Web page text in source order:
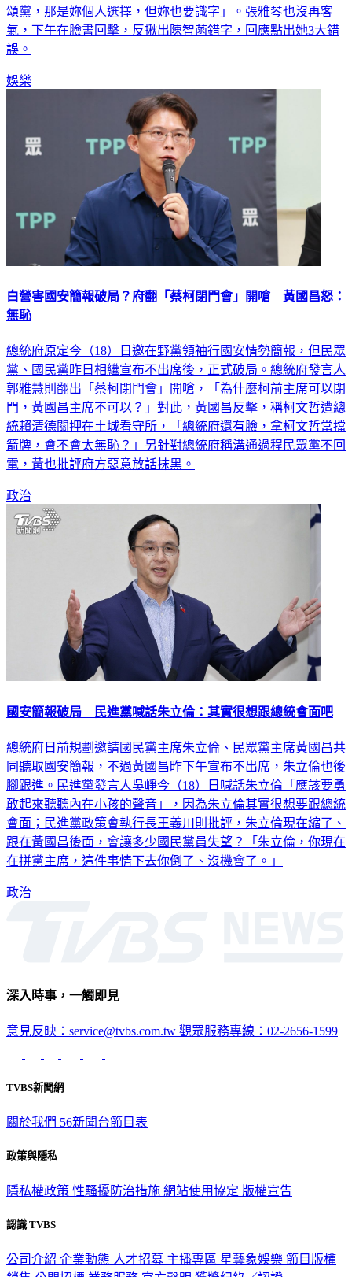
頌黨，那是妳個人選擇，但妳也要識字」。張雅琴也沒再客
氣，下午在臉書回擊，反揪出陳智菡錯字，回應點出她3大錯
誤。
娛樂
白營害國安簡報破局？府翻「蔡柯閉門會」開嗆 黃國昌怒：
無恥
總統府原定今（18）日邀在野黨領袖行國安情勢簡報，但民眾
黨、國民黨昨日相繼宣布不出席後，正式破局。總統府發言人
郭雅慧則翻出「蔡柯閉門會」開嗆，「為什麼柯前主席可以閉
門，黃國昌主席不可以？」對此，黃國昌反擊，稱柯文哲遭總
統賴清德關押在土城看守所，「總統府還有臉，拿柯文哲當擋
箭牌，會不會太無恥？」另針對總統府稱溝通過程民眾黨不回
電，黃也批評府方惡意放話抹黑。
政治
國安簡報破局 民進黨喊話朱立倫：其實很想跟總統會面吧
總統府日前規劃邀請國民黨主席朱立倫、民眾黨主席黃國昌共
同聽取國安簡報，不過黃國昌昨下午宣布不出席，朱立倫也後
腳跟進。民進黨發言人吳崢今（18）日喊話朱立倫「應該要勇
敢起來聽聽內在小孩的聲音」，因為朱立倫其實很想要跟總統
會面；民進黨政策會執行長王義川則批評，朱立倫現在縮了、
跟在黃國昌後面，會讓多少國民黨員失望？「朱立倫，你現在
在拼黨主席，這件事情下去你倒了、沒機會了。」
政治
深入時事，一觸即見
意見反映：service@tvbs.com.tw 觀眾服務專線：02-2656-1599
TVBS新聞網
關於我們 56新聞台節目表
政策與隱私
隱私權政策 性騷擾防治措施 網站使用協定 版權宣告
認識 TVBS
公司介紹 企業動態 人才招募 主播專區 星藝象娛樂 節目版權